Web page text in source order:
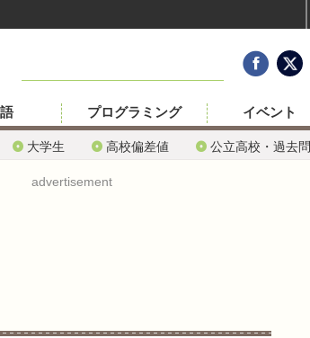
大学生 高校偏差値 公立高校・過去問
プログラミング イベント
advertisement